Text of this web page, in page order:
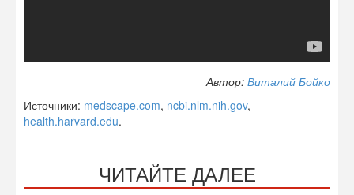
Автор: Виталий Бойко
Источники: medscape.com, ncbi.nlm.nih.gov,
health.harvard.edu.
ЧИТАЙТЕ ДАЛЕЕ